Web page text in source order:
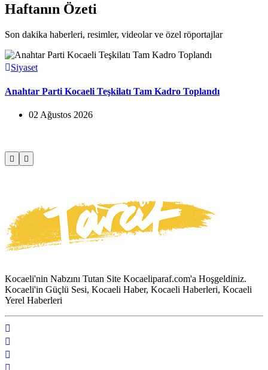
Haftanın Özeti
Son dakika haberleri, resimler, videolar ve özel röportajlar
Siyaset
Anahtar Parti Kocaeli Teşkilatı Tam Kadro Toplandı
02 Ağustos 2026
Kocaeli'nin Nabzını Tutan Site Kocaeliparaf.com'a Hoşgeldiniz.
Kocaeli'in Güçlü Sesi, Kocaeli Haber, Kocaeli Haberleri, Kocaeli
Yerel Haberleri